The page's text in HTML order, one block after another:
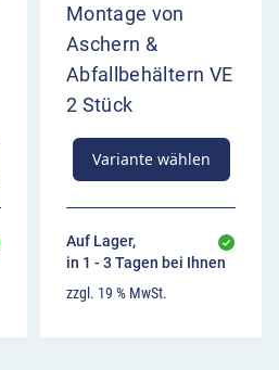
Montage von
Aschern &
Abfallbehältern VE
2 Stück
Variante wählen
Auf Lager,
in 1 - 3 Tagen bei Ihnen
zzgl. 19 % MwSt.